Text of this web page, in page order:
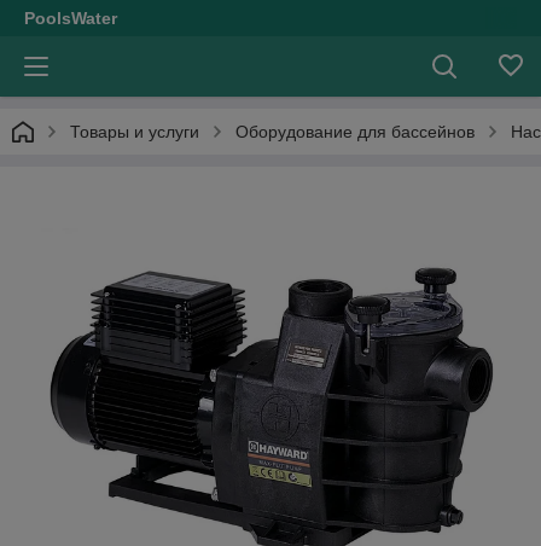
PoolsWater
Товары и услуги Оборудование для бассейнов